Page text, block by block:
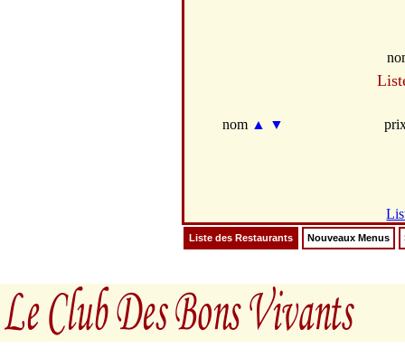
nom ▲ ▼
Liste des Restaurants Nouveaux Menus